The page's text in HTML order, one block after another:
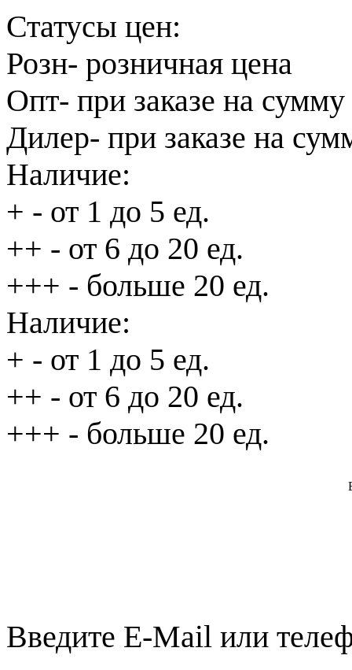
Статусы цен:
Розн- розничная цена
Опт- при заказе на
Дилер- при заказе на
Наличие:
+ - от 1 до 5 ед.
++ - от 6 до 20 ед.
+++ - больше 20 ед.
Наличие:
+ - от 1 до 5 ед.
++ - от 6 до 20 ед.
+++ - больше 20 ед.
Введите E-Mail или